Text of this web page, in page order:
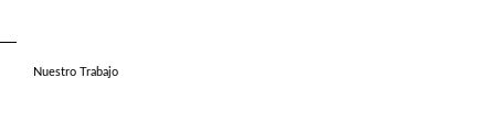
Nuestro Trabajo